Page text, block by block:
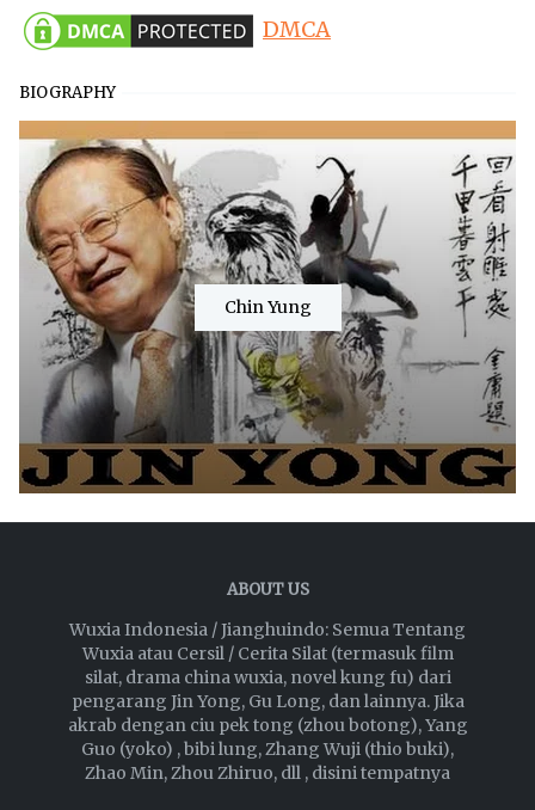
DMCA
BIOGRAPHY
Chin Yung
ABOUT US
Wuxia Indonesia / Jianghuindo: Semua Tentang
Wuxia atau Cersil / Cerita Silat (termasuk film
silat, drama china wuxia, novel kung fu) dari
pengarang Jin Yong, Gu Long, dan lainnya. Jika
akrab dengan ciu pek tong (zhou botong), Yang
Guo (yoko) , bibi lung, Zhang Wuji (thio buki),
Zhao Min, Zhou Zhiruo, dll , disini tempatnya